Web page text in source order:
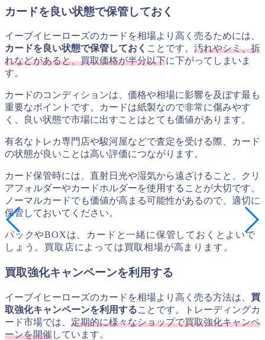
カードを良い状態で保管しておく
イーブイヒーローズのカードを相場より高く売るためには、
カードを良い状態で保管しておく ことです。 汚れやシミ、折
れなどがあると、買取価格が半分以下に下がってしまいま
す。
カードのコンディションは、価格や相場に影響を及ぼす最も
重要なポイントです。カードは紙製なので非常に傷みやす
く、良い状態で市場に出すことはとても価値があります。
有名なトレカ専門店や駿河屋などで査定を受ける際、カード
の状態が良いことは高い評価につながります。
カード保管時には、直射日光や湿気から遠ざけること、クリ
アフォルダーやカードホルダーを使用することが大切です。
ノーマルカードでも価値が高まる可能性があるので、適切に
保管しておいてください。
パックやBOXは、カードと一緒に保管しておくとよいで
しょう。買取店によっては買取相場が高まります。
買取強化キャンペーンを利用する
イーブイヒーローズのカードを相場より高く売る方法は、 買
取強化キャンペーンを利用することです。トレーディングカ
ード市場では、 定期的に様々なショップで買取強化キャンペ
ーンを開催しています。